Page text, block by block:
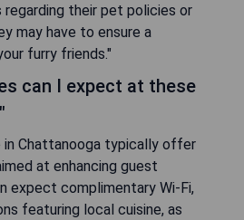
their pet policies or
may have to ensure a
furry friends."
can I expect at these
in Chattanooga typically offer
at enhancing guest
expect complimentary Wi-Fi,
featuring local cuisine, as